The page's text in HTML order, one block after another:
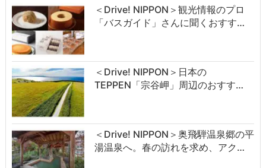
＜Drive! NIPPON＞観光情報のプロ
「バスガイド」さんに聞くおすす…
＜Drive! NIPPON＞日本の
TEPPEN「宗谷岬」周辺のおすす…
＜Drive! NIPPON＞奥飛騨温泉郷の平
湯温泉へ。春の訪れを求め、アク…